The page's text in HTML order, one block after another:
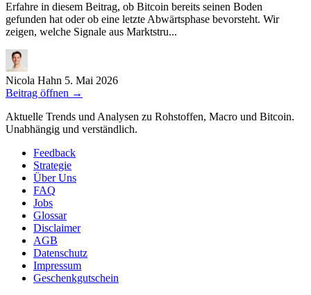
Erfahre in diesem Beitrag, ob Bitcoin bereits seinen Boden
gefunden hat oder ob eine letzte Abwärtsphase bevorsteht. Wir
zeigen, welche Signale aus Marktstru...
Nicola Hahn 5. Mai 2026
Beitrag öffnen →
Aktuelle Trends und Analysen zu Rohstoffen, Macro und Bitcoin.
Unabhängig und verständlich.
Feedback
Strategie
Über Uns
FAQ
Jobs
Glossar
Disclaimer
AGB
Datenschutz
Impressum
Geschenkgutschein